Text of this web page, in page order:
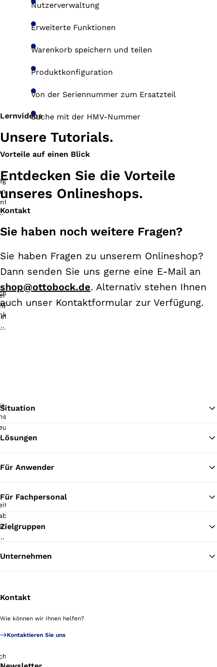
Nutzerverwaltung
Erweiterte Funktionen
Warenkorb speichern und teilen
Produktkonfiguration
Von der Seriennummer zum Ersatzteil
Suche mit der HMV-Nummer
Lernvideos
Unsere Tutorials.
Vorteile auf einen Blick
Entdecken Sie die Vorteile
unseres Onlineshops.
Kontakt
Sie haben noch weitere Fragen?
Sie haben Fragen zu unserem Onlineshop?
Dann senden Sie uns gerne eine E-Mail an
shop@ottobock.de. Alternativ stehen Ihnen
auch unser Kontaktformular zur Verfügung.
Situation
Lösungen
Für Anwender
Für Fachpersonal
Zielgruppen
Unternehmen
Kontakt
Wie können wir Ihnen helfen?
Kontaktieren Sie uns